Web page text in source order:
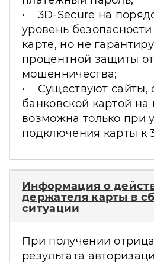
• 3D-Secure на
уровень
карте, но не
процентной защиты от
мошенничества;
• Существуют сайты,
банковской картой на
возможна только при
подключения карты к
Информация о
держателя карты в
ситуации
При получении
результата